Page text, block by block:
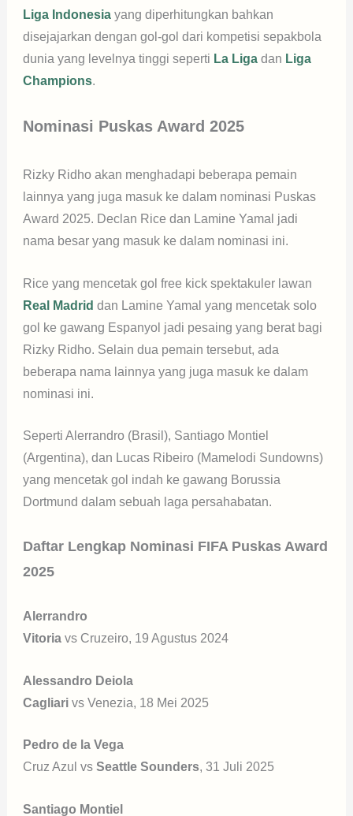
Liga Indonesiayang diperhitungkan bahkan
disejajarkan dengan gol-gol dari kompetisi sepakbola
dunia yang levelnya tinggi seperti La Ligadan Liga
Champions.
Nominasi Puskas Award 2025
Rizky Ridho akan menghadapi beberapa pemain
lainnya yang juga masuk ke dalam nominasi Puskas
Award 2025. Declan Rice dan Lamine Yamal jadi
nama besar yang masuk ke dalam nominasi ini.
Rice yang mencetak gol free kick spektakuler lawan
Real Madrid dan Lamine Yamal yang mencetak solo
gol ke gawang Espanyol jadi pesaing yang berat bagi
Rizky Ridho. Selain dua pemain tersebut, ada
beberapa nama lainnya yang juga masuk ke dalam
nominasi ini.
Seperti Alerrandro (Brasil), Santiago Montiel
(Argentina), dan Lucas Ribeiro (Mamelodi Sundowns)
yang mencetak gol indah ke gawang Borussia
Dortmund dalam sebuah laga persahabatan.
Daftar Lengkap Nominasi FIFA Puskas Award
2025
Alerrandro
Vitoria vs Cruzeiro, 19 Agustus 2024
Alessandro Deiola
Cagliari vs Venezia, 18 Mei 2025
Pedro de la Vega
Cruz Azul vs Seattle Sounders, 31 Juli 2025
Santiago Montiel